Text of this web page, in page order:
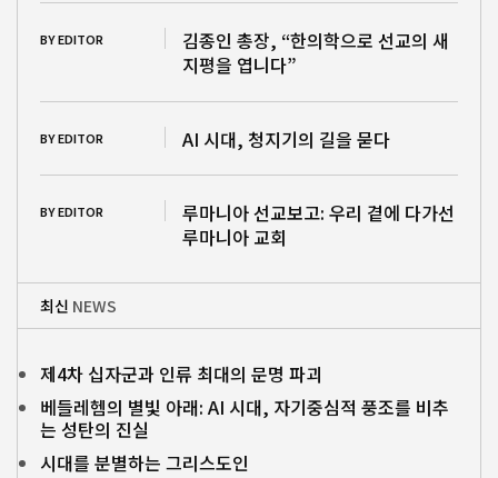
BY EDITOR
김종인 총장, “한의학으로 선교의 새
지평을 엽니다”
BY EDITOR AI 시대, 청지기의 길을 묻다
BY EDITOR
루마니아 선교보고: 우리 곁에 다가선
루마니아 교회
최신 NEWS
제4차 십자군과 인류 최대의 문명 파괴
베들레헴의 별빛 아래: AI 시대, 자기중심적 풍조를 비추
는 성탄의 진실
시대를 분별하는 그리스도인